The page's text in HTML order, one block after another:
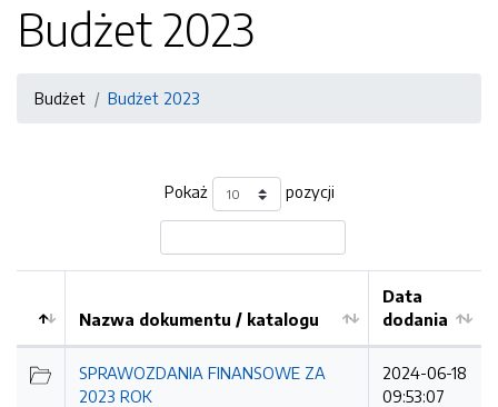
Budżet 2023
Budżet Budżet 2023
Pokaż pozycji
Kolejność
Nazwa dokumentu / katalogu
Data
dodania
SPRAWOZDANIA FINANSOWE ZA
2023 ROK
2024-06-18
09:53:07